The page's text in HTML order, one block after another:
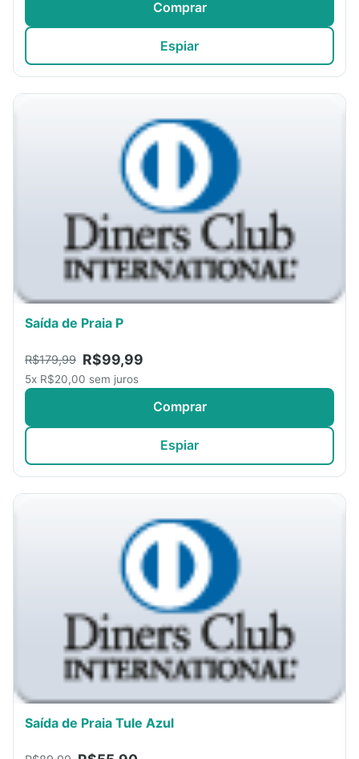
Comprar
Espiar
Saída de Praia P
R$179,99 R$99,99
5x R$20,00 sem juros
Comprar
Espiar
Saída de Praia Tule Azul